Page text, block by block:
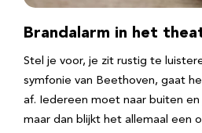
Brandalarm in het
Stel je voor, je zit rustig te
symfonie van Beethoven, gaat
af. Iedereen moet naar buiten
maar dan blijkt het allemaal een